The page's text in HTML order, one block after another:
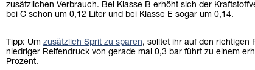
zusätzlichen Verbrauch. Bei Klasse B erhöht sich der
bei C schon um 0,12 Liter und bei Klasse E sogar um 0,14.
Tipp: Um zusätzlich Sprit zu sparen, solltet ihr auf den richtigen
niedriger Reifendruck von gerade mal 0,3 bar führt zu einem
Prozent.